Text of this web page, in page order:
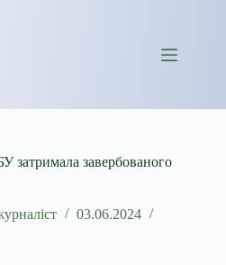
затримала завербованого
03.06.2024